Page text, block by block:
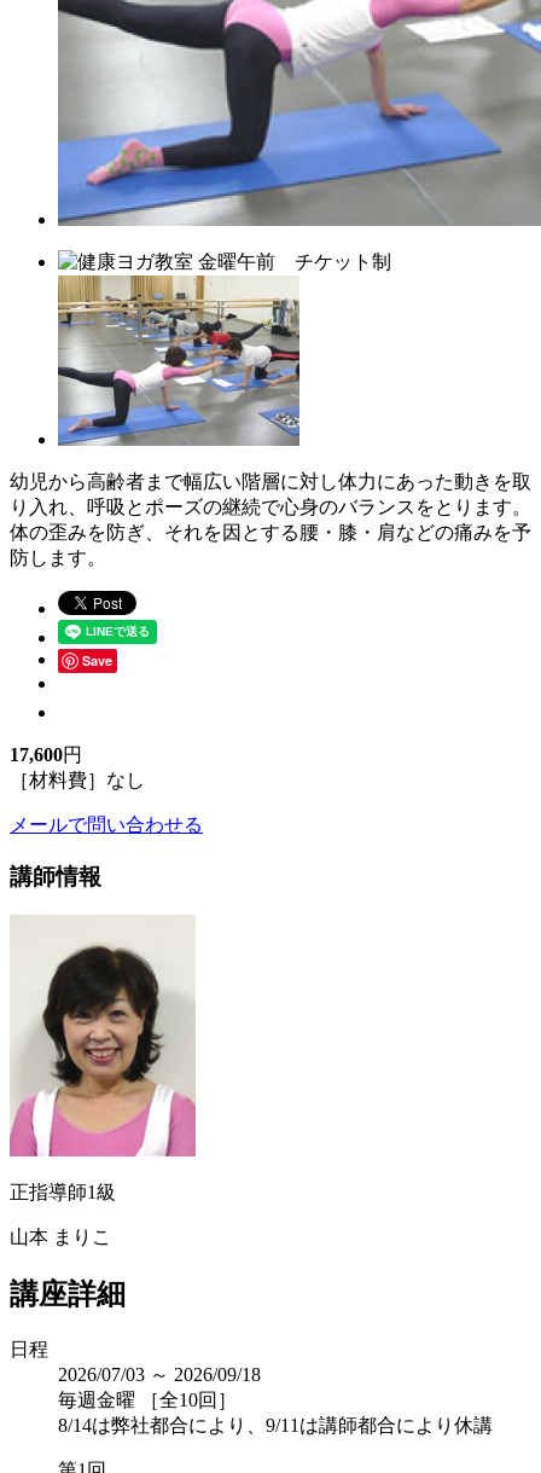
幼児から高齢者まで幅広い階層に対し体力にあった動きを取
り入れ、呼吸とポーズの継続で心身のバランスをとります。
体の歪みを防ぎ、それを因とする腰・膝・肩などの痛みを予
防します。
Save
17,600円
［材料費］なし
メールで問い合わせる
講師情報
正指導師1級
山本 まりこ
講座詳細
日程
2026/07/03 ～ 2026/09/18
毎週金曜 ［全10回］
8/14は弊社都合により、9/11は講師都合により休講